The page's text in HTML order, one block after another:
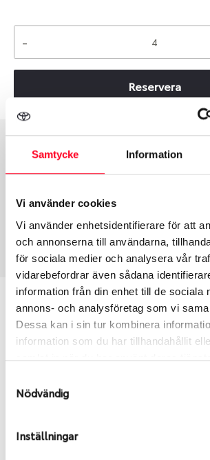
Samtycke Information
Vi använder cookies
Vi använder enhetsidentifierare för att
och annonserna till användarna,
för sociala medier och analysera vår
vidarebefordrar även sådana
information från din enhet till de sociala
annons- och analysföretag som vi
Dessa kan i sin tur kombinera
information som du har tillhandahållit
Nödvändig
Inställningar
-
Reservera
Group
Fälg PV/C LM
Tum
20
20
Centre Diameter
139.7
Art nummer
13947
Passar denna fälg min
Ange registreringsnummer för att
Ibland kan fälgen ha bytts ut under
inte vara samma dimension som